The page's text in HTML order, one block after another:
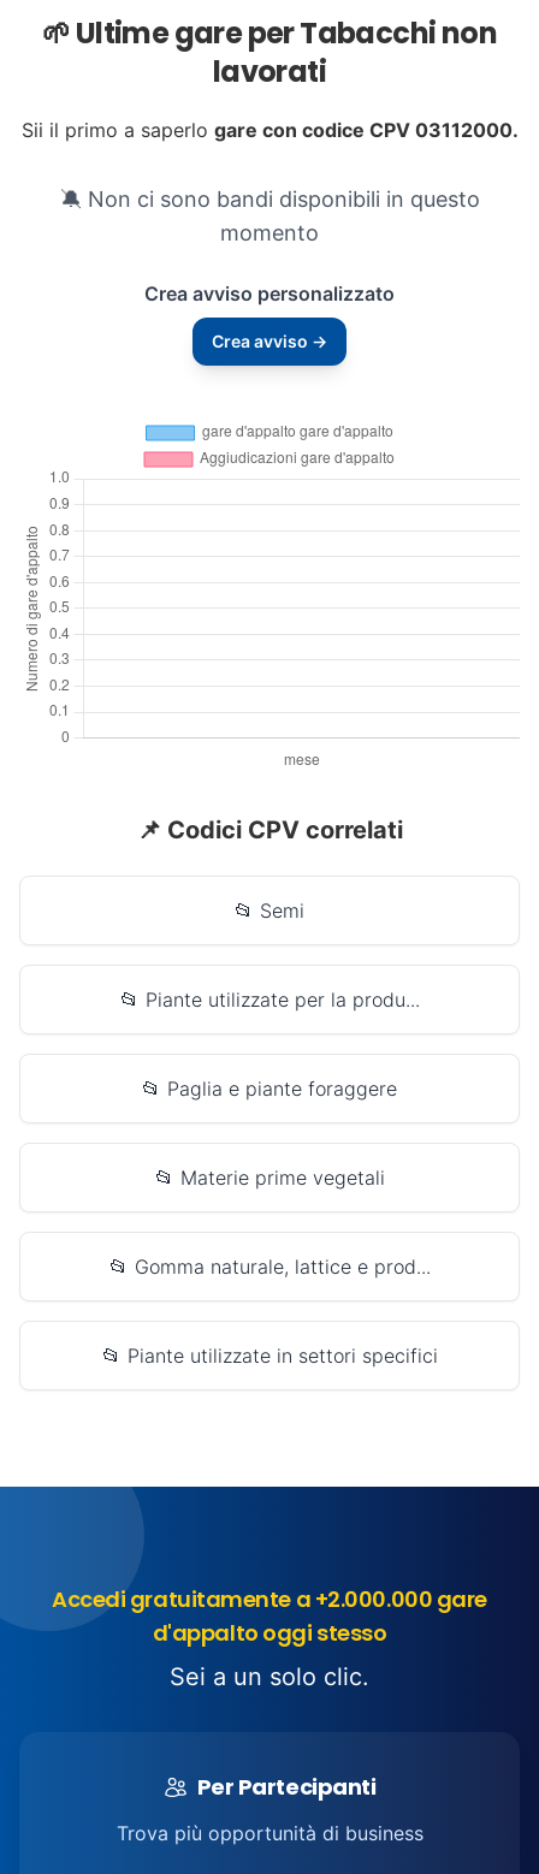
🌱 Ultime gare per Tabacchi non
lavorati
Sii il primo a saperlo gare con codice CPV 03112000.
🔕 Non ci sono bandi disponibili in questo
momento
Crea avviso personalizzato
Crea avviso →
📌 Codici CPV correlati
📂 Semi
📂 Piante utilizzate per la produ...
📂 Paglia e piante foraggere
📂 Materie prime vegetali
📂 Gomma naturale, lattice e prod...
📂 Piante utilizzate in settori specifici
Accedi gratuitamente a +2.000.000 gare
d'appalto oggi stesso
Sei a un solo clic.
Per Partecipanti
Trova più opportunità di business